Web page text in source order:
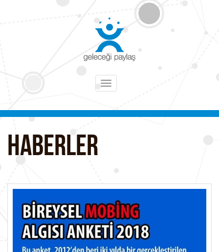
Toggle
HABERLER